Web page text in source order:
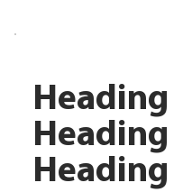
Heading
Heading
Heading